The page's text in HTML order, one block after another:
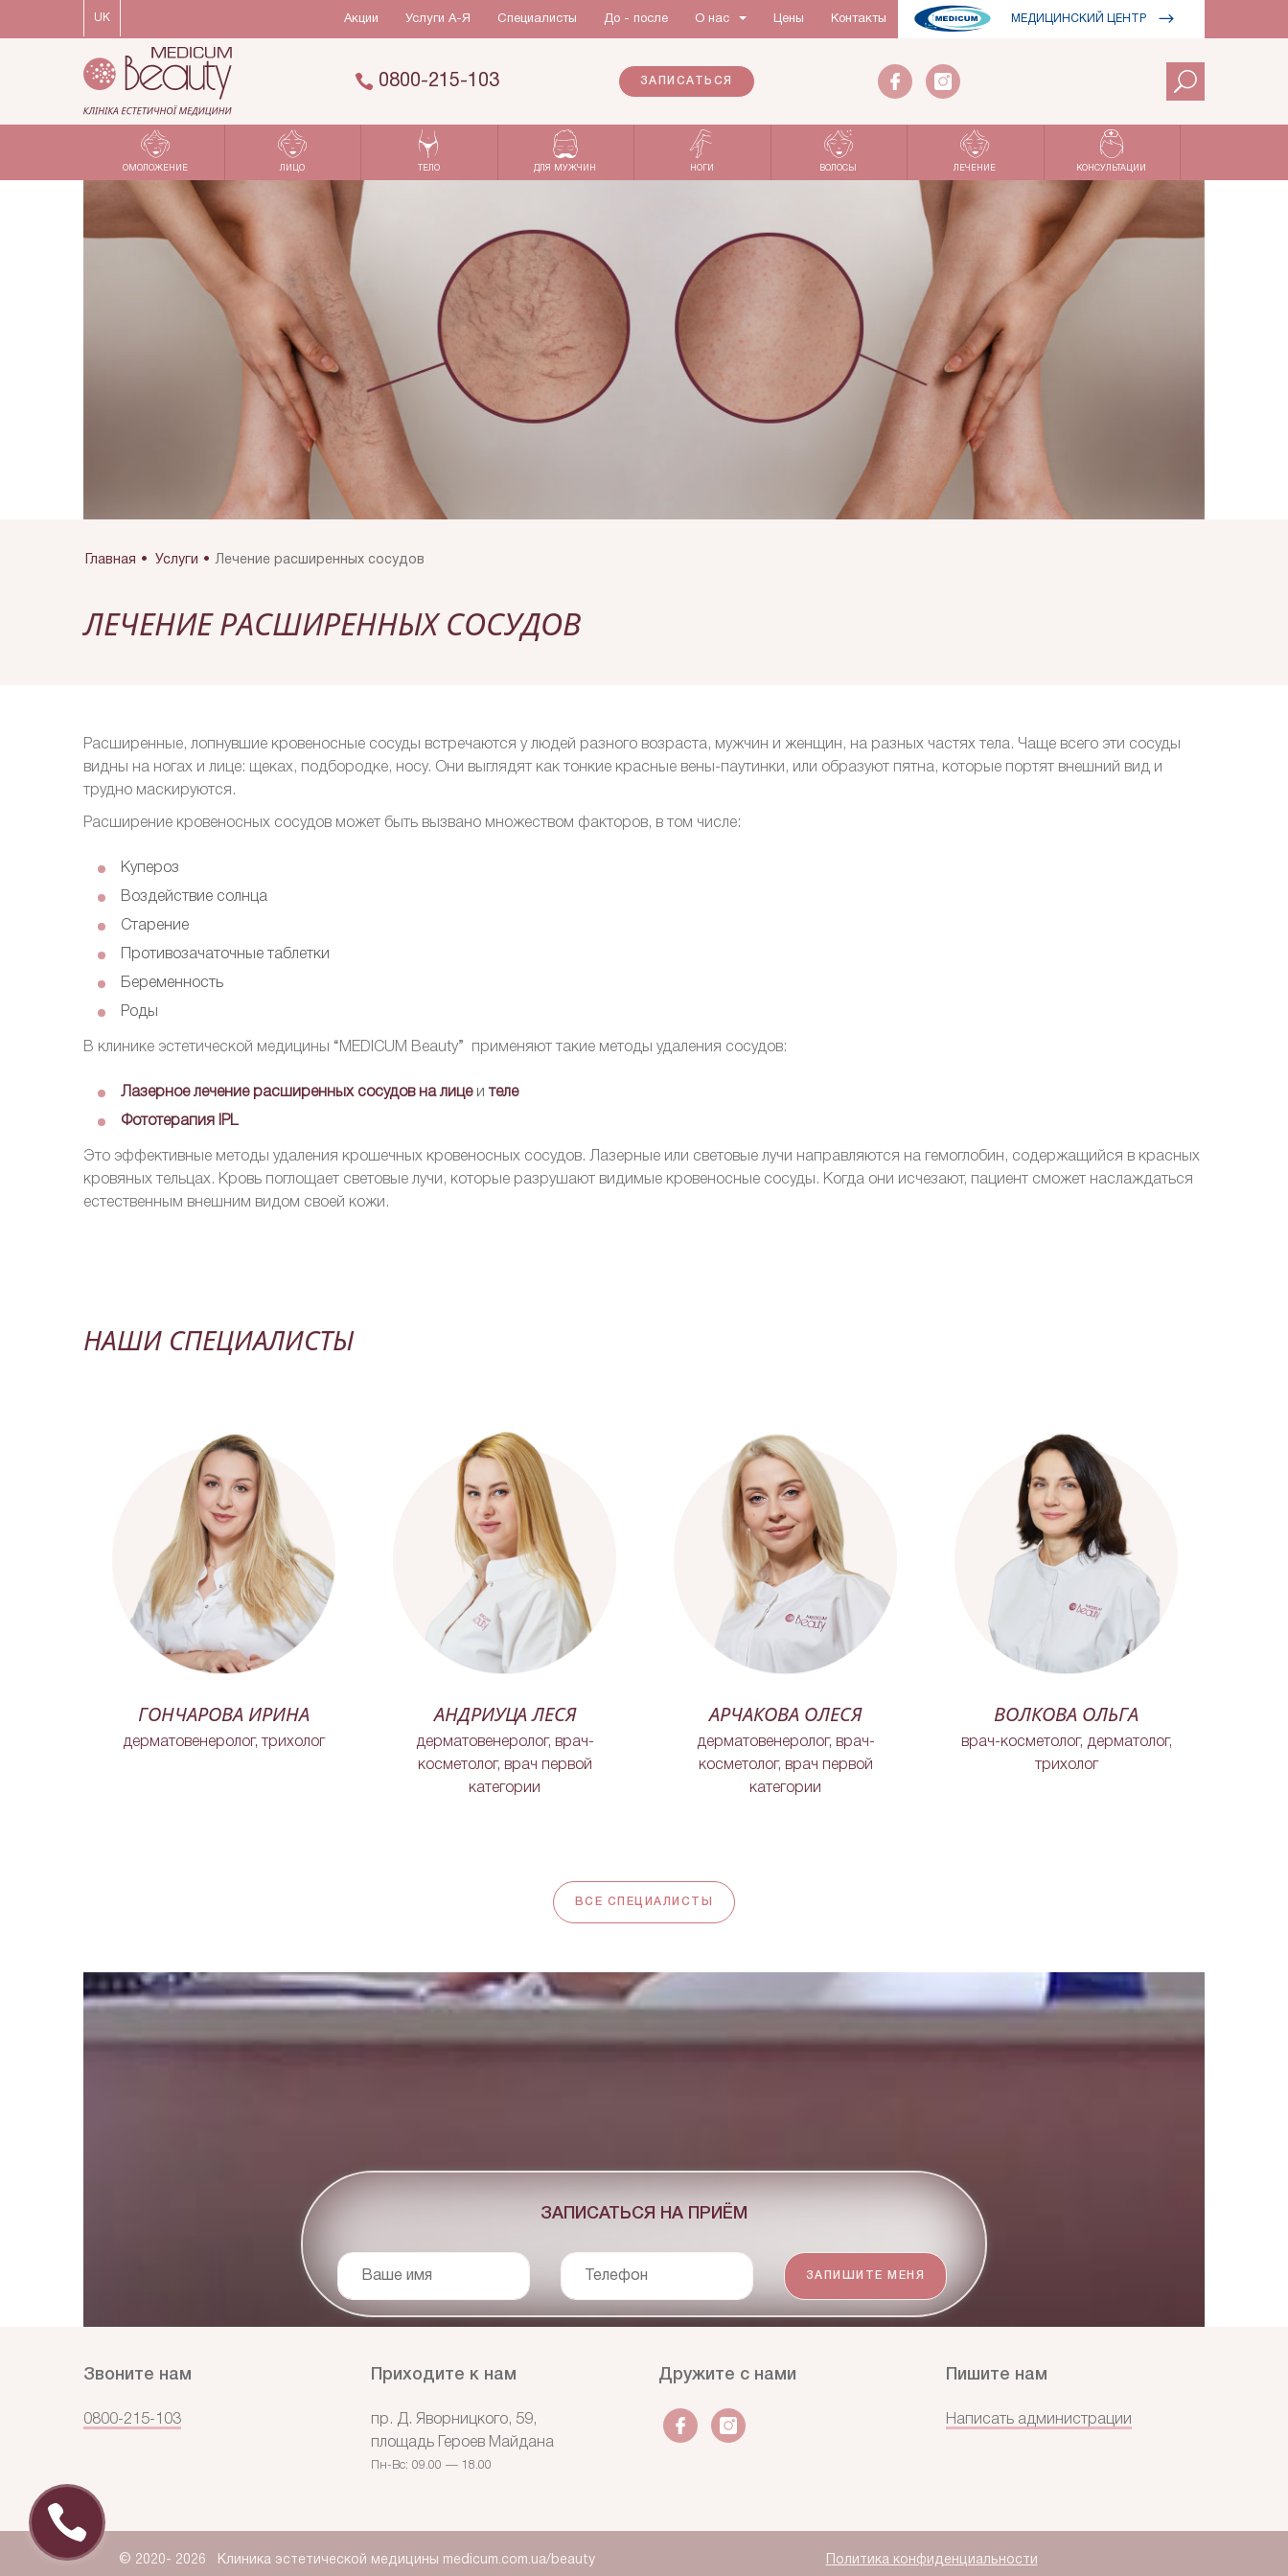
UK Акции Услуги А-Я Специалисты До - после О нас Цены Контакты МЕДИЦИНСКИЙ ЦЕНТР
0800-215-103 ЗАПИСАТЬСЯ
ОМОЛОЖЕНИЕ ЛИЦО ТЕЛО ДЛЯ МУЖЧИН НОГИ ВОЛОСЫ ЛЕЧЕНИЕ КОНСУЛЬТАЦИИ
Главная Услуги Лечение расширенных сосудов
ЛЕЧЕНИЕ РАСШИРЕННЫХ СОСУДОВ
Расширенные, лопнувшие кровеносные сосуды встречаются у людей разного возраста, мужчин и женщин, на разных частях тела. Чаще всего эти сосуды
видны на ногах и лице: щеках, подбородке, носу. Они выглядят как тонкие красные вены-паутинки, или образуют пятна, которые портят внешний вид и
трудно маскируются.
Расширение кровеносных сосудов может быть вызвано множеством факторов, в том числе:
Купероз
Воздействие солнца
Старение
Противозачаточные таблетки
Беременность
Роды
В клинике эстетической медицины “MEDICUM Beauty” применяют такие методы удаления сосудов:
Лазерное лечение расширенных сосудов на лицеителе
Фототерапия IPL
Это эффективные методы удаления крошечных кровеносных сосудов. Лазерные или световые лучи направляются на гемоглобин, содержащийся в красных
кровяных тельцах. Кровь поглощает световые лучи, которые разрушают видимые кровеносные сосуды. Когда они исчезают, пациент сможет наслаждаться
естественным внешним видом своей кожи.
НАШИ СПЕЦИАЛИСТЫ
ГОНЧАРОВА ИРИНА
дерматовенеролог, трихолог
АНДРИУЦА ЛЕСЯ
дерматовенеролог, врач-
косметолог, врач первой
категории
АРЧАКОВА ОЛЕСЯ
дерматовенеролог, врач-
косметолог, врач первой
категории
ВОЛКОВА ОЛЬГА
врач-косметолог, дерматолог,
трихолог
ВСЕ СПЕЦИАЛИСТЫ
ЗАПИСАТЬСЯ НА ПРИЁМ
Ваше имя Телефон ЗАПИШИТЕ МЕНЯ
Звоните нам
0800-215-103
Приходите к нам
пр. Д. Яворницкого, 59,
площадь Героев Майдана
Пн-Вс: 09.00 — 18.00
Дружите с нами Пишите нам
Написать администрации
© 2020- 2026 Клиника эстетической медицины medicum.com.ua/beauty Политика конфиденциальности